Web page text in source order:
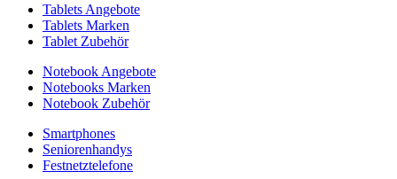
Tablets Angebote
Tablets Marken
Tablet Zubehör
Notebook Angebote
Notebooks Marken
Notebook Zubehör
Smartphones
Seniorenhandys
Festnetztelefone